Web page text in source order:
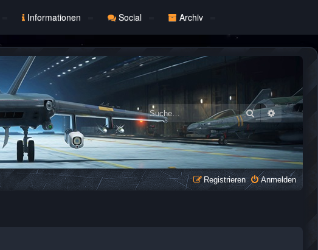
Informationen Social Archiv
Suche Erweiterte
Anmelden
Registrieren